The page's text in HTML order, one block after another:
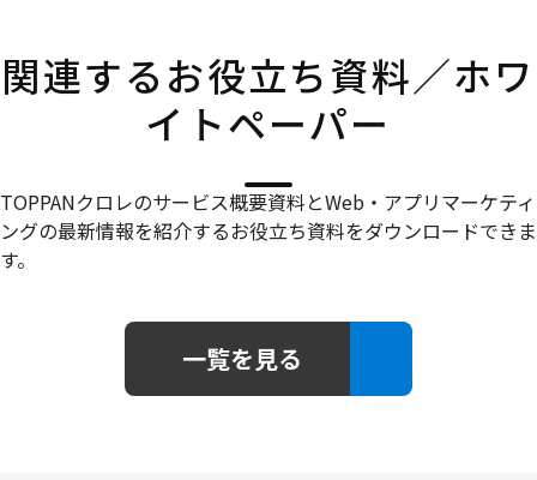
関連するお役立ち資料／ホワ
イトペーパー
TOPPANクロレのサービス概要資料とWeb・アプリマーケティ
ングの最新情報を紹介するお役立ち資料をダウンロードできま
す。
一覧を見る